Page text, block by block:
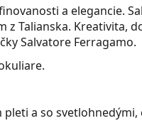
a elegancie.
z Talianska. Kreativita,
Salvatore Ferragamo.
a so svetlohnedými,